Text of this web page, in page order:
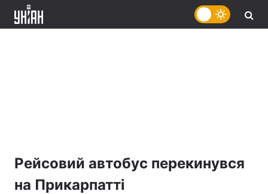
Рейсовий автобус перекинувся
на Прикарпатті